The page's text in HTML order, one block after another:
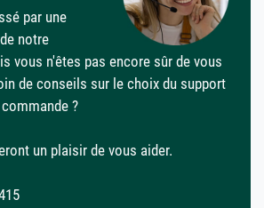
par une
notre
vous n'êtes pas encore sûr de vous
de conseils sur le choix du support
?
un plaisir de vous aider.